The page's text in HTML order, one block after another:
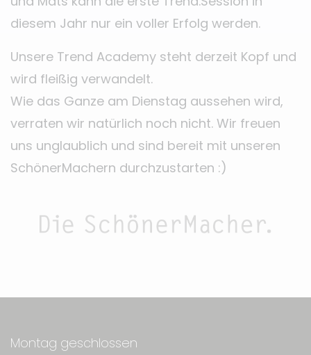
diesem Jahr nur ein voller Erfolg werden.
Unsere Trend Academy steht derzeit Kopf und
wird fleißig verwandelt.
Wie das Ganze am Dienstag aussehen wird,
verraten wir natürlich noch nicht. Wir freuen
uns unglaublich und sind bereit mit unseren
SchönerMachern durchzustarten :)
Montag geschlossen